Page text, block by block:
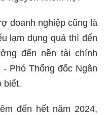
doanh nghiệp cũng là
lạm dụng quá thì đến
đến nền tài chính
Phó Thống đốc Ngân
biết.
đến hết năm 2024,